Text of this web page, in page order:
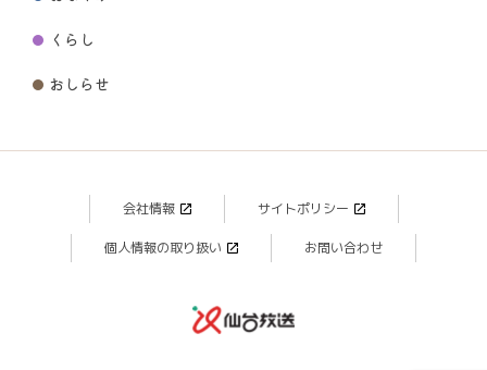
くらし
おしらせ
会社情報 サイトポリシー
個人情報の取り扱い お問い合わせ